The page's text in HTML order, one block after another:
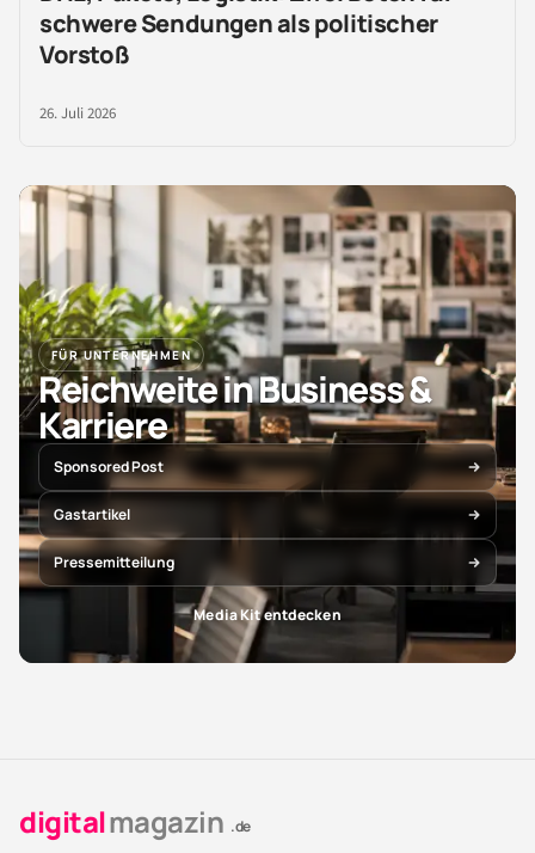
schwere Sendungen als politischer
Vorstoß
26. Juli 2026
FÜR UNTERNEHMEN
Reichweite in Business &
Karriere
Sponsored Post
Gastartikel
Pressemitteilung
Media Kit entdecken
digitalmagazin .de